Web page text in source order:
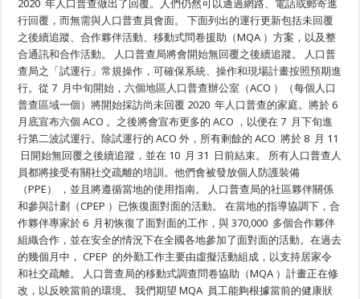
新
2020 年人口普查做出了回覆。人們仍然可以通過網路、電話或郵寄進
行回覆，而無需與人口普查員會面。 下面列出的運行更新包括未回覆
之後續追蹤、合作夥伴活動、移動式問卷援助（MQA ）方案，以及整
合通訊和合作活動。 人口普查局將會開始無回覆之後續追蹤。 人口普
查局之「試運行」常規操作，可確保系統、操作和現場計畫按照預期進
行。從 7 月中旬開始，六個地區人口普查辦公室（ACO ）（每個人口
普查區域一個）將開始採訪尚未回覆 2020 年人口普查的家庭。將於 6
月底宣布六個 ACO 。之後將會宣布更多的 ACO ，以便在 7 月下旬進
行第二波試運行。除試運行的 ACO 外，所有剩餘的 ACO 將於 8 月 11
日開始無回覆之後續追蹤，並在 10 月 31 日前結束。 所有人口普查人
員都將接受有關社交疏離的培訓。他們會被發放個人防護裝備
（PPE） ，並且將遵循當地的使用指南。 人口普查局的社區夥伴關係
和參與計劃（CPEP ）已恢復面對面的活動。 在當地的指導協調下，合
作夥伴專家於 6 月初恢復了面對面的工作，與 370,000 多個合作夥伴
組織合作，並在安全的情況下在全國各地參加了面對面的活動。在過去
的幾個月中， CPEP 的外勤工作主要由虛擬活動組成，以支持居家令
和社交疏離。 人口普查局的移動式調查問卷協助（MQA ）計畫正在修
改，以反映當前的環境。 我們期望 MQA 員工能夠根據當前的健康狀